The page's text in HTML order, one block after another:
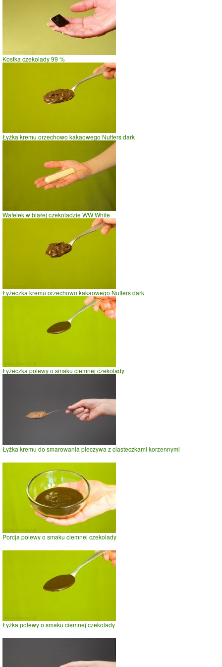
prowadzenie samochodu
Kostka czekolady 99 %
Łyżka kremu orzechowo kakaowego Nutters dark
Wafelek w białej czekoladzie WW White
Łyżeczka kremu orzechowo kakaowego Nutters dark
Łyżeczka polewy o smaku ciemnej czekolady
Łyżka kremu do smarowania pieczywa z ciasteczkami korzennymi
Porcja polewy o smaku ciemnej czekolady
Łyżka polewy o smaku ciemnej czekolady